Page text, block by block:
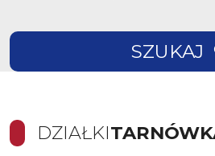
SZUKAJ
DZIAŁKI